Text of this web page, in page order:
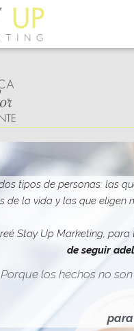
tipos de personas: las
de la vida y las que eligen
Stay Up Marketing, para
de seguir
Porque los hechos no